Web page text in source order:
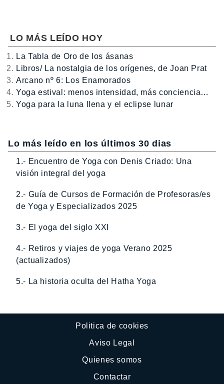
LO MÁS LEÍDO HOY
La Tabla de Oro de los ásanas
Libros/ La nostalgia de los orígenes, de Joan Prat
Arcano nº 6: Los Enamorados
Yoga estival: menos intensidad, más conciencia…
Yoga para la luna llena y el eclipse lunar
Lo más leído en los últimos 30 dias
1.- Encuentro de Yoga con Denis Criado: Una
visión integral del yoga
2.- Guía de Cursos de Formación de Profesoras/es
de Yoga y Especializados 2025
3.- El yoga del siglo XXI
4.- Retiros y viajes de yoga Verano 2025
(actualizados)
5.- La historia oculta del Hatha Yoga
Politica de cookies
Aviso Legal
Quienes somos
Contactar